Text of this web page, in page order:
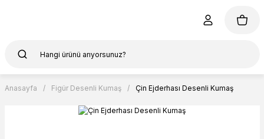
Anasayfa Figür Desenli Kumaş Çin Ejderhası Desenli Kumaş